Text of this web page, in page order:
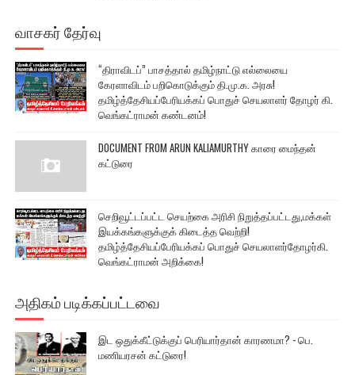
வாசகர் தேர்வு
“திராவிடப்” பாசத்தால் தமிழ்நாட்டு எல்லையை
கேரளாவிடம் பறிகொடுக்கும் தி.மு.க. அரசு!
தமிழ்த்தேசியப்பேரியக்கப் பொதுச் செயலாளர் தோழர் கி.
வெங்கட்ராமன் கண்டனம்!
DOCUMENT FROM ARUN KALIAMURTHY காரை மைந்தன்
கட்டுரை
செறிவூட்டப்பட்ட செயற்கை அரிசி நிறுத்தப்பட்டது,மக்கள்
இயக்கங்களுக்குக் கிடைத்த வெற்றி!
தமிழ்த்தேசியப்பேரியக்கப் பொதுச் செயலாளர்தோழர்கி.
வெங்கட்ராமன் அறிக்கை!
அதிகம் படிக்கப்பட்டவை
இட ஒதுக்கீட்டுக்குப் பெரியார்தான் காரணமா? - பெ.
மணியரசன் கட்டுரை!